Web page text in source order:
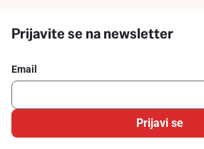
Prijavite se na newsletter
Email
Prijavi se